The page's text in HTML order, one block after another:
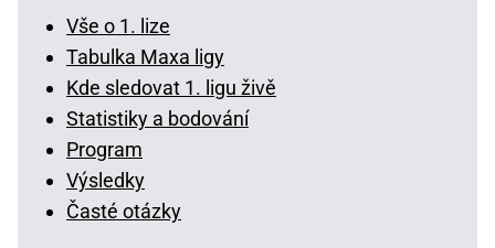
Vše o 1. lize
Tabulka Maxa ligy
Kde sledovat 1. ligu živě
Statistiky a bodování
Program
Výsledky
Časté otázky